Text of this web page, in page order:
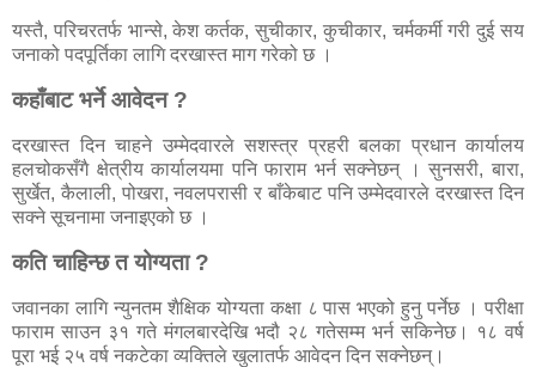
यस्तै, परिचरतर्फ भान्से, केश कर्तक, सुचीकार, कुचीकार, चर्मकर्मी गरी दुई सय
जनाको पदपूर्तिका लागि दरखास्त माग गरेको छ ।
कहाँबाट भर्ने आवेदन ?
दरखास्त दिन चाहने उम्मेदवारले सशस्त्र प्रहरी बलका प्रधान कार्यालय
हलचोकसँगै क्षेत्रीय कार्यालयमा पनि फाराम भर्न सक्नेछन् । सुनसरी, बारा,
सुर्खेत, कैलाली, पोखरा, नवलपरासी र बाँकेबाट पनि उम्मेदवारले दरखास्त दिन
सक्ने सूचनामा जनाइएको छ ।
कति चाहिन्छ त योग्यता ?
जवानका लागि न्युनतम शैक्षिक योग्यता कक्षा ८ पास भएको हुनु पर्नेछ । परीक्षा
फाराम साउन ३१ गते मंगलबारदेखि भदौ २८ गतेसम्म भर्न सकिनेछ। १८ वर्ष
पूरा भई २५ वर्ष नकटेका व्यक्तिले खुलातर्फ आवेदन दिन सक्नेछन्।